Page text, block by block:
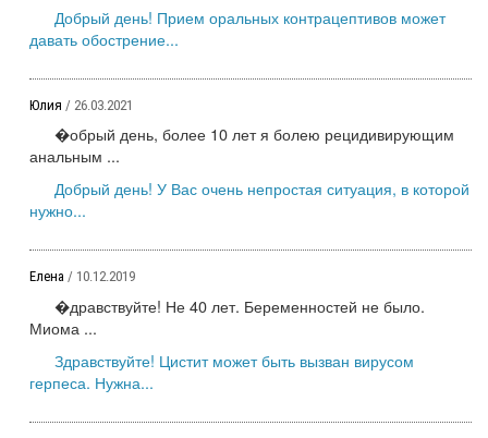
Добрый день! Прием оральных контрацептивов может
давать обострение...
Юлия / 26.03.2021
�обрый день, более 10 лет я болею рецидивирующим
анальным ...
Добрый день! У Вас очень непростая ситуация, в которой
нужно...
Елена / 10.12.2019
�дравствуйте! Не 40 лет. Беременностей не было.
Миома ...
Здравствуйте! Цистит может быть вызван вирусом
герпеса. Нужна...